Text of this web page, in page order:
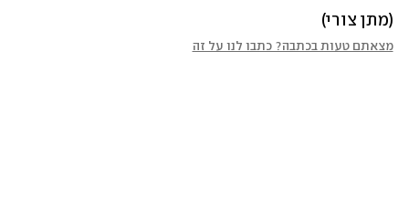
(מתן צורי)
מצאתם טעות בכתבה? כתבו לנו על זה